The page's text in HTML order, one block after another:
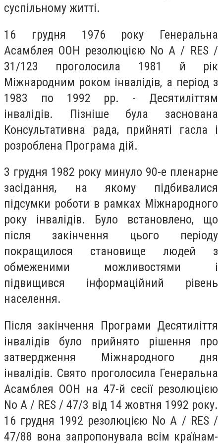
суспільному житті.
16 грудня 1976 року Генеральна
Асамблея ООН резолюцією No A / RES /
31/123 проголосила 1981 й рік
Міжнародним роком інвалідів, а період з
1983 по 1992 рр. - Десятиліттям
інвалідів. Пізніше була заснована
Консультативна рада, прийняті гасла і
розроблена Програма дій.
3 грудня 1982 року минуло 90-е пленарне
засідання, на якому підбивалися
підсумки роботи в рамках Міжнародного
року інвалідів. Було встановлено, що
після закінчення цього періоду
покращилося становище людей з
обмеженими можливостями і
підвищився інформаційний рівень
населення.
Після закінчення Програми Десятиліття
інвалідів було прийнято рішення про
затвердження Міжнародного дня
інвалідів. Свято проголосила Генеральна
Асамблея ООН на 47-й сесії резолюцією
No A / RES / 47/3 від 14 жовтня 1992 року.
16 грудня 1992 резолюцією No A / RES /
47/88 вона запропонувала всім країнам-